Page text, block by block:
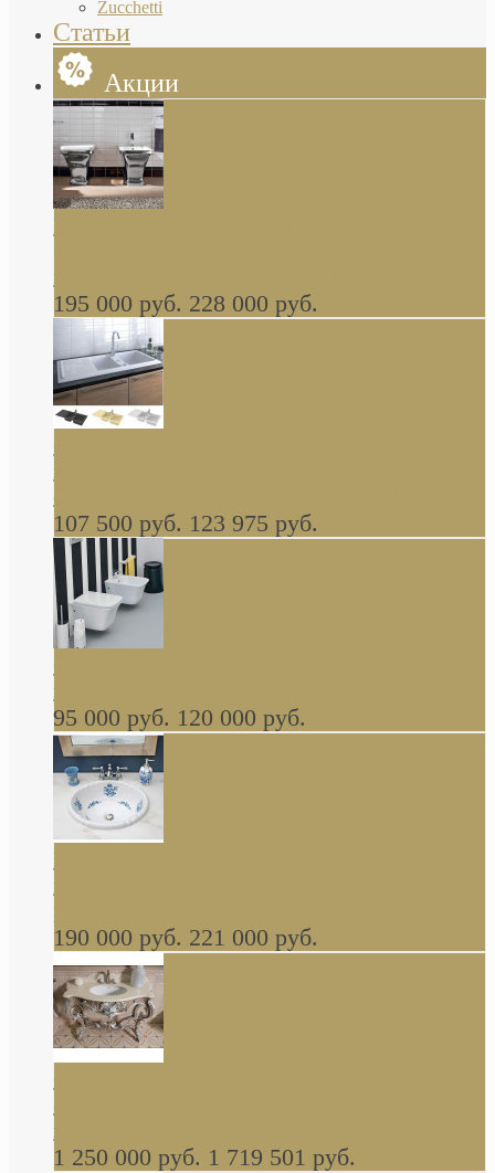
Zucchetti
Статьи
Акции
Butterfly Scarabeo КОМПЛЕКТ санфаянса
глянцевая платина В НАЛИЧИИ
195 000 руб. 228 000 руб.
керамическая мойка 1160 x 510 мм белая,
серая, черная, бежевая В НАЛИЧИИ
107 500 руб. 123 975 руб.
навесное КОМПЛЕКТ
95 000 руб. 120 000 руб.
Decorated Bathroom раковина овальная
встраиваемая для ванной с рисунком синяя
роза В НАЛИЧИИ
190 000 руб. 221 000 руб.
стиле барокко, из массива дерева, светло
коричневый матовый окрас + серебро
1 250 000 руб. 1 719 501 руб.